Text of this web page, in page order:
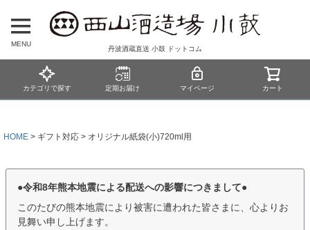
MENU
丹波酒蔵直送 小鼓 ドットコム
カテゴリで探す 定期お届け マイページ カート
HOME ギフト対応 オリジナル紙袋(小)720ml用
●令和8年熊本地震による配送への影響につきまして●
このたびの熊本地震により被害に遭われた皆さまに、心よりお
見舞い申し上げます。